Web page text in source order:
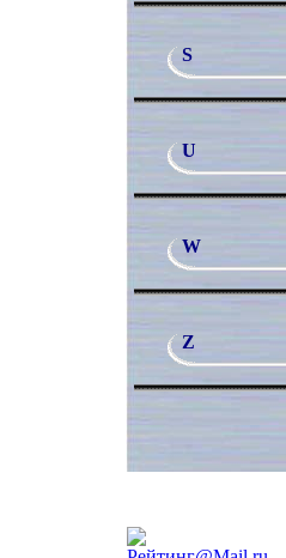
S
U
W
Z